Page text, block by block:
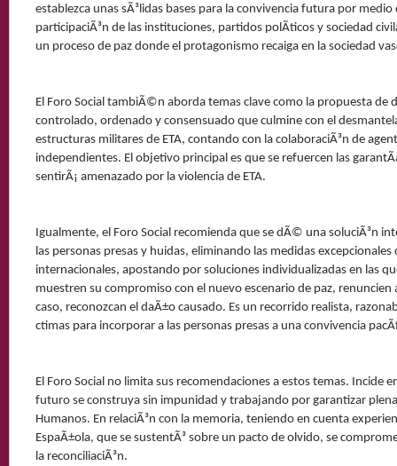
establezca unas sÃ³lidas bases para la convivencia futura por
participaciÃ³n de las instituciones, partidos polÃ­ticos y sociedad
un proceso de paz donde el protagonismo recaiga en la sociedad
El Foro Social tambiÃ©n aborda temas clave como la propuesta de
controlado, ordenado y consensuado que culmine con el
estructuras militares de ETA, contando con la colaboraciÃ³n de
independientes. El objetivo principal es que se refuercen las
sentirÃ¡ amenazado por la violencia de ETA.
Igualmente, el Foro Social recomienda que se dÃ© una soluciÃ³n
las personas presas y huidas, eliminando las medidas excepcionales
internacionales, apostando por soluciones individualizadas en las
muestren su compromiso con el nuevo escenario de paz, renuncien
caso, reconozcan el daÃ±o causado. Es un recorrido realista,
ctimas para incorporar a las personas presas a una convivencia
El Foro Social no limita sus recomendaciones a estos temas. Incide
futuro se construya sin impunidad y trabajando por garantizar
Humanos. En relaciÃ³n con la memoria, teniendo en cuenta
EspaÃ±ola, que se sustentÃ³ sobre un pacto de olvido, se
la reconciliaciÃ³n.